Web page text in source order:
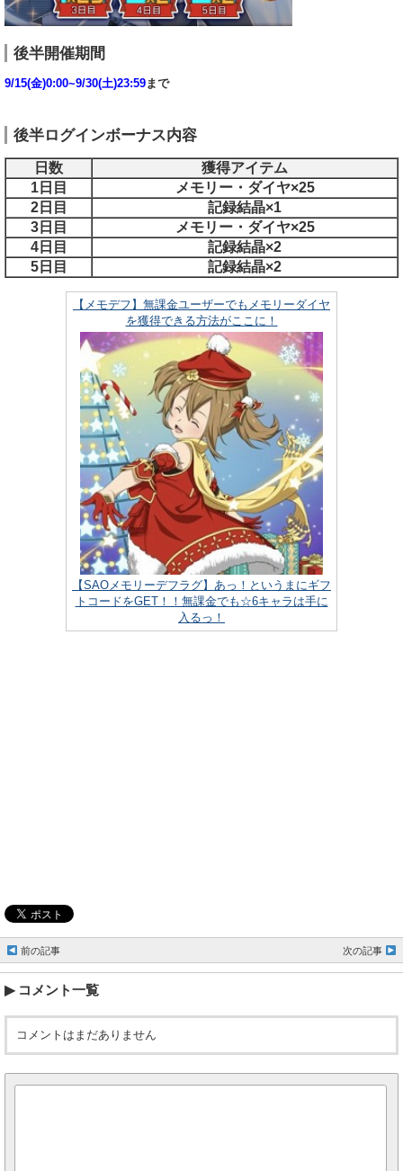
後半開催期間
9/15(金)0:00~9/30(土)23:59 まで
後半ログインボーナス内容
日数
獲得アイテム
1日目
メモリー・ダイヤ×25
2日目
記録結晶×1
3日目
メモリー・ダイヤ×25
4日目
記録結晶×2
5日目
記録結晶×2
【メモデフ】無課金ユーザーでもメモリーダイヤ
を獲得できる方法がここに！
【SAOメモリーデフラグ】あっ！というまにギフ
トコードをGET！！無課金でも☆6キャラは手に
入るっ！
前の記事 次の記事
コメント一覧
コメントはまだありません